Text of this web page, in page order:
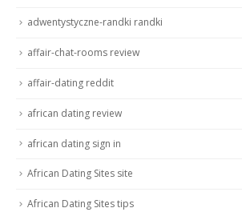
adwentystyczne-randki randki
affair-chat-rooms review
affair-dating reddit
african dating review
african dating sign in
African Dating Sites site
African Dating Sites tips